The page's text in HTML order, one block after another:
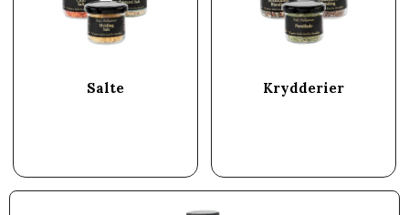
Salte Krydderier